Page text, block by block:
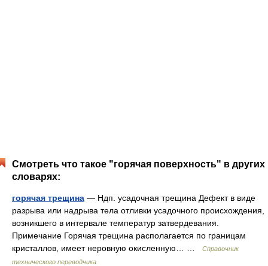
Смотреть что такое "горячая поверхность" в других
словарях:
горячая трещина — Ндп. усадочная трещина Дефект в виде
разрыва или надрыва тела отливки усадочного происхождения,
возникшего в интервале температур затвердевания.
Примечание Горячая трещина располагается по границам
кристаллов, имеет неровную окисленную… …
Справочник
технического переводчика